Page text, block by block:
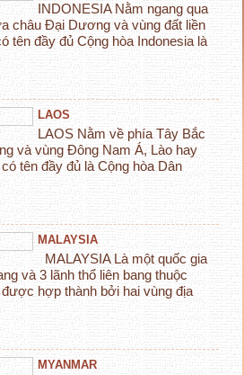
INDONESIA Nằm ngang qua
châu Đại Dương và vùng đất liền
tên đầy đủ Cộng hòa Indonesia là
LAOS
LAOS Nằm về phía Tây Bắc
và vùng Đông Nam Á, Lào hay
tên đầy đủ là Cộng hòa Dân
MALAYSIA
MALAYSIA Là một quốc gia
và 3 lãnh thổ liên bang thuộc
hợp thành bởi hai vùng địa
MYANMAR